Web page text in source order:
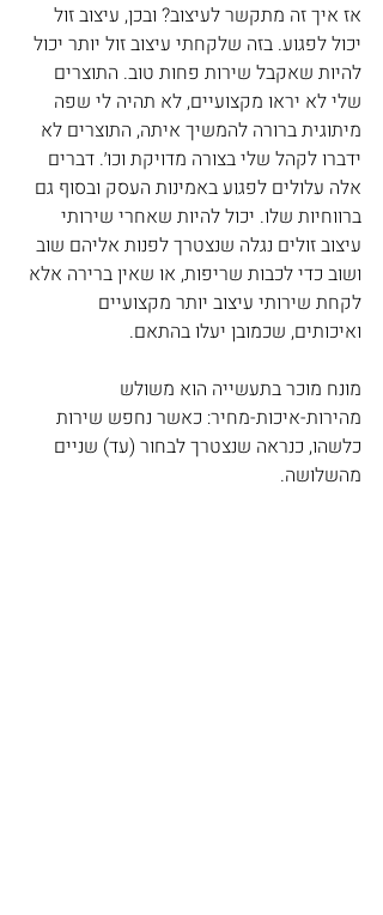
אז איך זה מתקשר לעיצוב? ובכן, עיצוב זול
יכול לפגוע. בזה שלקחתי עיצוב זול יותר יכול
להיות שאקבל שירות פחות טוב. התוצרים
שלי לא יראו מקצועיים, לא תהיה לי שפה
מיתוגית ברורה להמשיך איתה, התוצרים לא
ידברו לקהל שלי בצורה מדויקת וכו׳. דברים
אלה עלולים לפגוע באמינות העסק ובסוף גם
ברווחיות שלו. יכול להיות שאחרי שירותי
עיצוב זולים נגלה שנצטרך לפנות אליהם שוב
ושוב כדי לכבות שריפות, או שאין ברירה אלא
לקחת שירותי עיצוב יותר מקצועיים
ואיכותים, שכמובן יעלו בהתאם.
מונח מוכר בתעשייה הוא משולש
מהירות-איכות-מחיר: כאשר נחפש שירות
כלשהו, כנראה שנצטרך לבחור (עד) שניים
מהשלושה.